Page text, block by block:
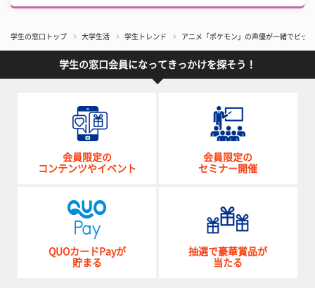
学生の窓口トップ 大学生活 学生トレンド アニメ「ポケモン」の声優が一緒でビッ
学生の窓口会員になってきっかけを探そう！
会員限定の
コンテンツやイベント
会員限定の
セミナー開催
QUOカードPayが
貯まる
抽選で豪華賞品が
当たる